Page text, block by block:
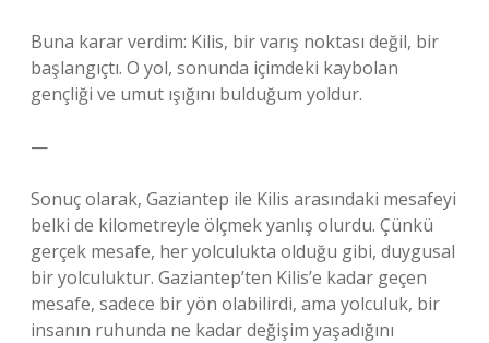
Buna karar verdim: Kilis, bir varış noktası değil, bir
başlangıçtı. O yol, sonunda içimdeki kaybolan
gençliği ve umut ışığını bulduğum yoldur.
—
Sonuç olarak, Gaziantep ile Kilis arasındaki mesafeyi
belki de kilometreyle ölçmek yanlış olurdu. Çünkü
gerçek mesafe, her yolculukta olduğu gibi, duygusal
bir yolculuktur. Gaziantep’ten Kilis’e kadar geçen
mesafe, sadece bir yön olabilirdi, ama yolculuk, bir
insanın ruhunda ne kadar değişim yaşadığını